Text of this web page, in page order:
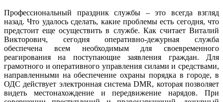
Профессиональный праздник службы – это всегда взгляд
назад. Что удалось сделать, какие проблемы есть сегодня, что
предстоит еще осуществить в службе. Как считает Виталий
Викторович, сегодня оперативно-дежурная служба
обеспечена всем необходимым для своевременного
реагирования на поступающие заявления граждан. Для
грамотного и оперативного управления силами и средствами,
направленными на обеспечение охраны порядка в городе, в
ОДС действует электронная система DMR, которая позволяет
видеть местонахождение и передвижение нарядов. При